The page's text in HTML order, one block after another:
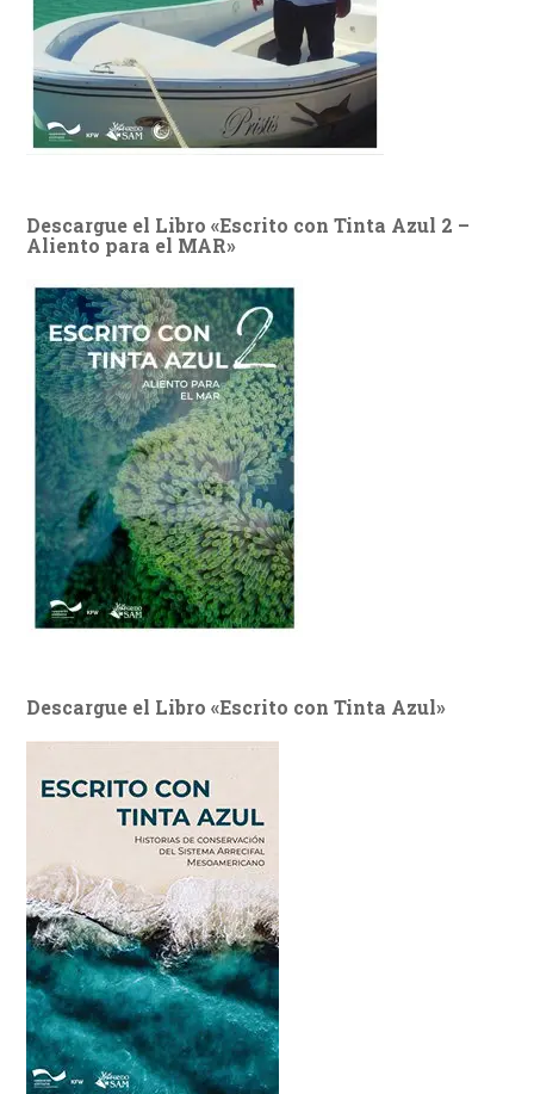
Descargue el Libro «Escrito con Tinta Azul 2 –
Aliento para el MAR»
Descargue el Libro «Escrito con Tinta Azul»